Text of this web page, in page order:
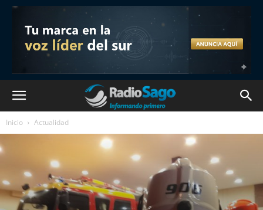
Inicio Actualidad